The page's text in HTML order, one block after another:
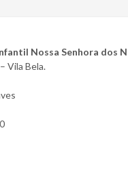
Nossa Senhora dos
Vila Bela.